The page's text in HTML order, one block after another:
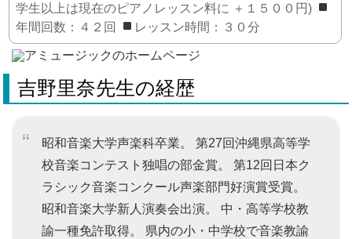
学生以上は現在のピアノレッスン料に ＋１５００円)
年間回数：４２回
レッスン時間：３０分
吉野里奈先生の経歴
昭和音楽大学声楽科卒業。 第27回沖縄県高等学
校音楽コンテスト独唱の部金賞。 第12回日本ク
ラシック音楽コンクール声楽部門好演賞受賞。
昭和音楽大学新人演奏会出演。 中・高等学校教
諭一種免許取得。 県内の小・中学校で音楽教諭